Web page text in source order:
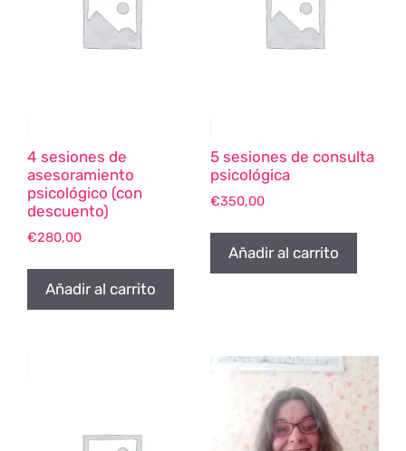
4 sesiones de
asesoramiento
psicológico (con
descuento)
€280,00
Añadir al carrito
5 sesiones de consulta
psicológica
€350,00
Añadir al carrito